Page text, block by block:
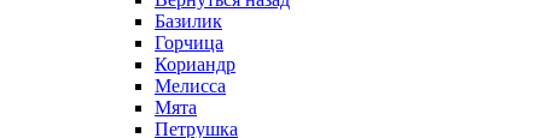
Базилик
Горчица
Кориандр
Мелисса
Мята
Петрушка